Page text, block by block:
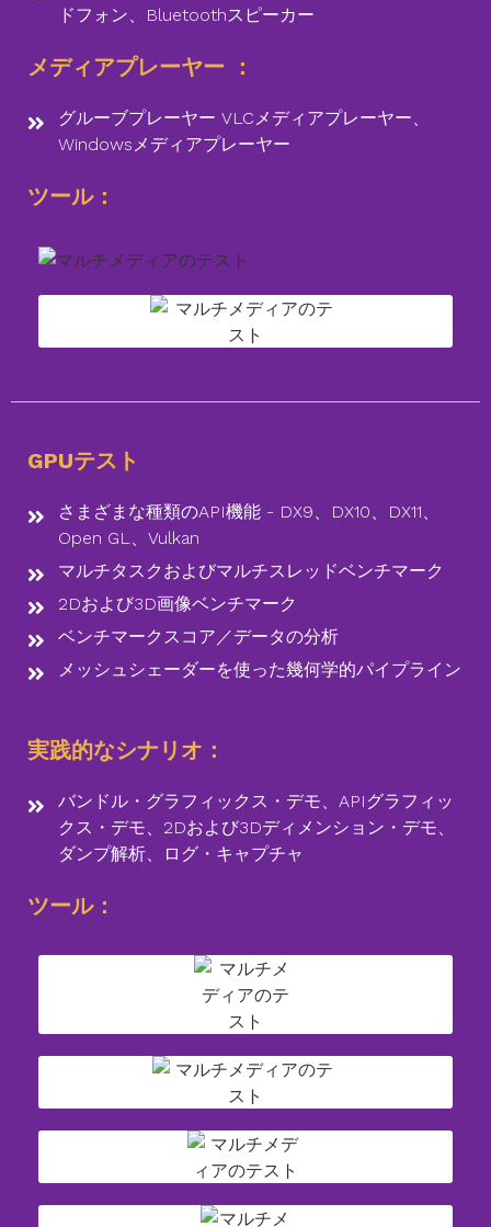
ドフォン、Bluetoothスピーカー
メディアプレーヤー ：
グルーブプレーヤー VLCメディアプレーヤー、
Windowsメディアプレーヤー
ツール：
GPUテスト
さまざまな種類のAPI機能 - DX9、DX10、DX11、
Open GL、Vulkan
マルチタスクおよびマルチスレッドベンチマーク
2Dおよび3D画像ベンチマーク
ベンチマークスコア／データの分析
メッシュシェーダーを使った幾何学的パイプライン
実践的なシナリオ：
バンドル・グラフィックス・デモ、APIグラフィッ
クス・デモ、2Dおよび3Dディメンション・デモ、
ダンプ解析、ログ・キャプチャ
ツール：